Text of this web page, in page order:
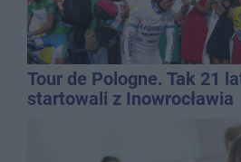
Tour de Pologne. Tak 21
startowali z Inowrocławia